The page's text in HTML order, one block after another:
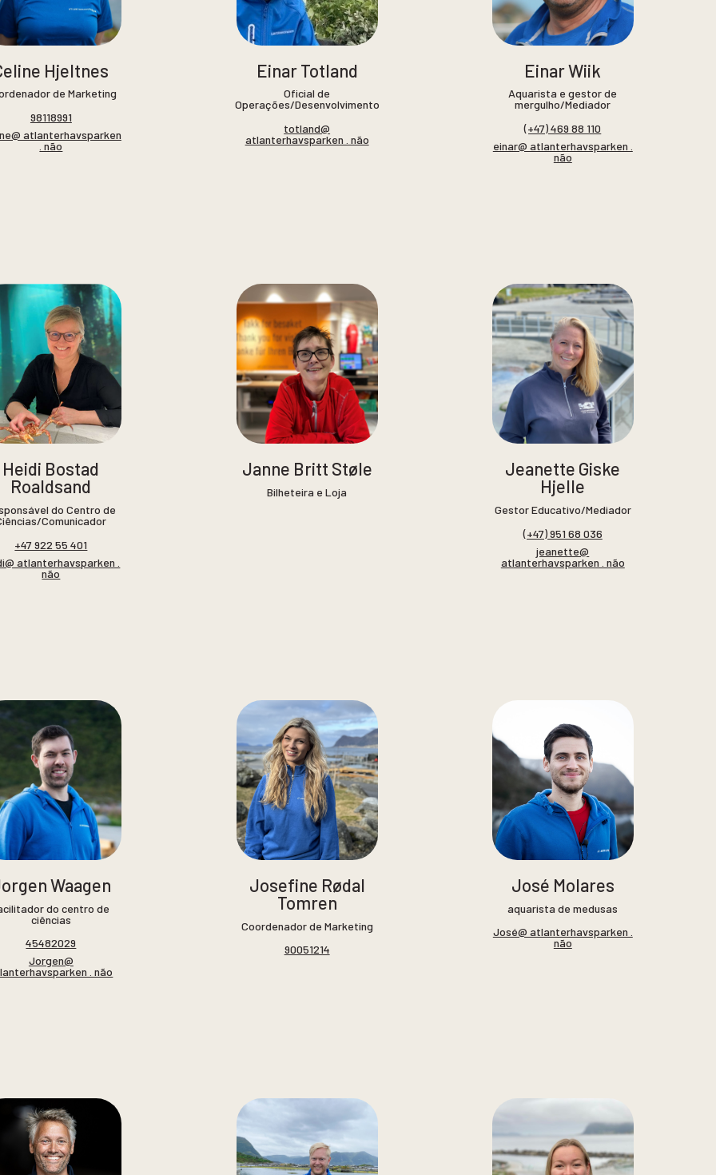
Hjeltnes
de Marketing
98118991
atlanterhavsparken
. não
Einar Totland
Oficial de
Operações/Desenvolvimento
totland@
atlanterhavsparken . não
Einar Wiik
Aquarista e gestor de
mergulho/Mediador
(+47) 469 88 110
einar@ atlanterhavsparken .
não
Heidi Bostad
Roaldsand
do Centro de
Comunicador
+47 922 55 401
atlanterhavsparken .
não
Janne Britt Støle
Bilheteira e Loja
Jeanette Giske
Hjelle
Gestor Educativo/Mediador
(+47) 951 68 036
jeanette@
atlanterhavsparken . não
Waagen
do centro de
ciências
45482029
Jorgen@
. não
Josefine Rødal
Tomren
Coordenador de Marketing
90051214
José Molares
aquarista de medusas
José@ atlanterhavsparken .
não